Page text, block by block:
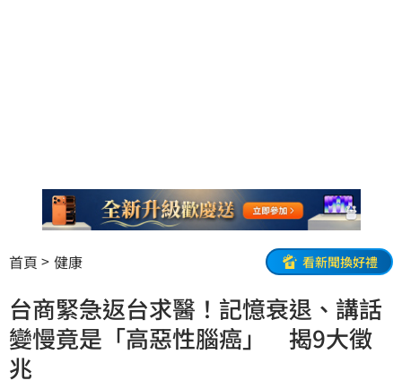
首頁 健康 看新聞換好禮
台商緊急返台求醫！記憶衰退、講話
變慢竟是「高惡性腦癌」 揭9大徵
兆